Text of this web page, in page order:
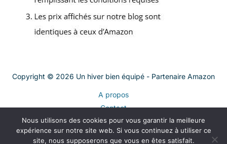
Copyright © 2026 Un hiver bien équipé - Partenaire Amazon
A propos
Contact
Plan du site
Mentions légales
Nous utilisons des cookies pour vous garantir la meilleure
expérience sur notre site web. Si vous continuez à utiliser ce
site, nous supposerons que vous en êtes satisfait.